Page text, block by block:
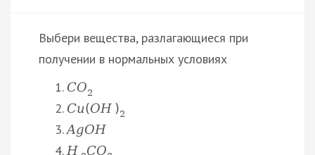
Выбери вещества, разлагающиеся при
получении в нормальных условиях
CO2
Cu(OH )2
AgOH
H
CO